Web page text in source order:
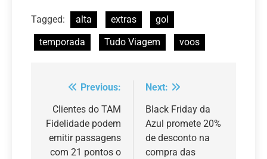
Tagged: alta extras
gol
temporada
Tudo Viagem voos
Navegação
de
Post
Previous:
Clientes do TAM
Fidelidade podem
emitir passagens
com 21 pontos o
Next:
Black Friday da
Azul promete 20%
de desconto na
compra das